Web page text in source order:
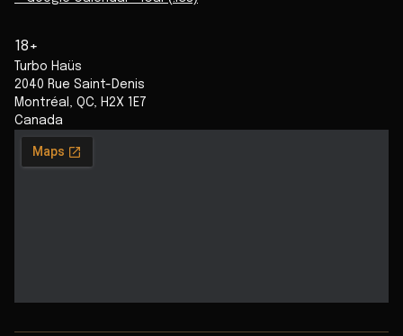
18+
Turbo Haüs
2040 Rue Saint-Denis
Montréal , QC, H2X 1E7
Canada